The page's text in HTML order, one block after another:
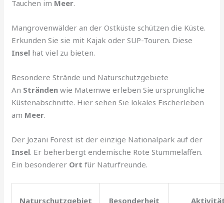
Tauchen im Meer.
Mangrovenwälder an der Ostküste schützen die Küste.
Erkunden Sie sie mit Kajak oder SUP-Touren. Diese
Insel hat viel zu bieten.
Besondere Strände und Naturschutzgebiete
An Stränden wie Matemwe erleben Sie ursprüngliche
Küstenabschnitte. Hier sehen Sie lokales Fischerleben
am Meer.
Der Jozani Forest ist der einzige Nationalpark auf der
Insel. Er beherbergt endemische Rote Stummelaffen.
Ein besonderer Ort für Naturfreunde.
Naturschutzgebiet Besonderheit